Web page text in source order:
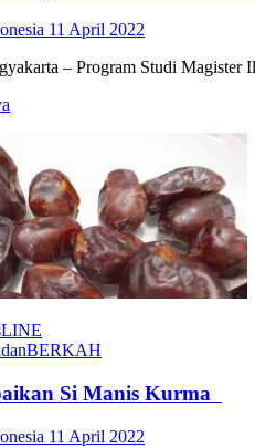
11 April 2022
– Program Studi
Magister
Ilmu
Pangan
UMBY
Gelar
Lomba
Karya
Tulis,
Ini
Pemenangnya
Si Manis Kurma
11 April 2022